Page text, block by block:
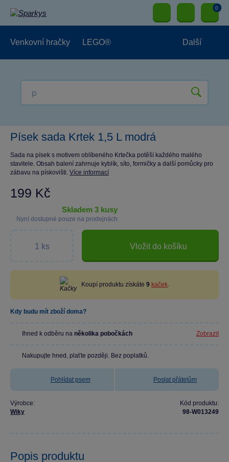
0
Venkovní hračky LEGO® Další
Písek sada Krtek 1,5 L modrá
Sada na písek s motivem oblíbeného Krtečka potěší každého malého
stavitele. Obsah balení zahrnuje kyblík, síto, formičky a další pomůcky pro
zábavu na pískovišti. Více informací
199 Kč
skladem 3 kusy
Nyní dostupné pouze na prodejnách
Vložit do košíku
Koupí produktu získáte 9 kaček.
Kdy budu mít zboží doma?
Ihned k odběru na několika pobočkách Zobrazit
Nakupujte hned, plaťte později. Bez poplatků.
Pohlídat psem Poslat přátelům
Výrobce:
Wiky
Kód produktu:
98-W013249
Popis produktu